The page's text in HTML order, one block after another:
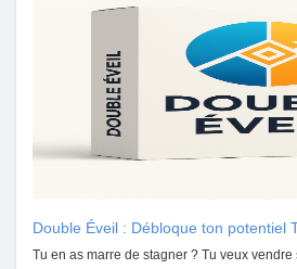
Mes emplois
Mes cours
Double Éveil : Débloque ton potentiel
Tu en as marre de stagner ? Tu veux vendre